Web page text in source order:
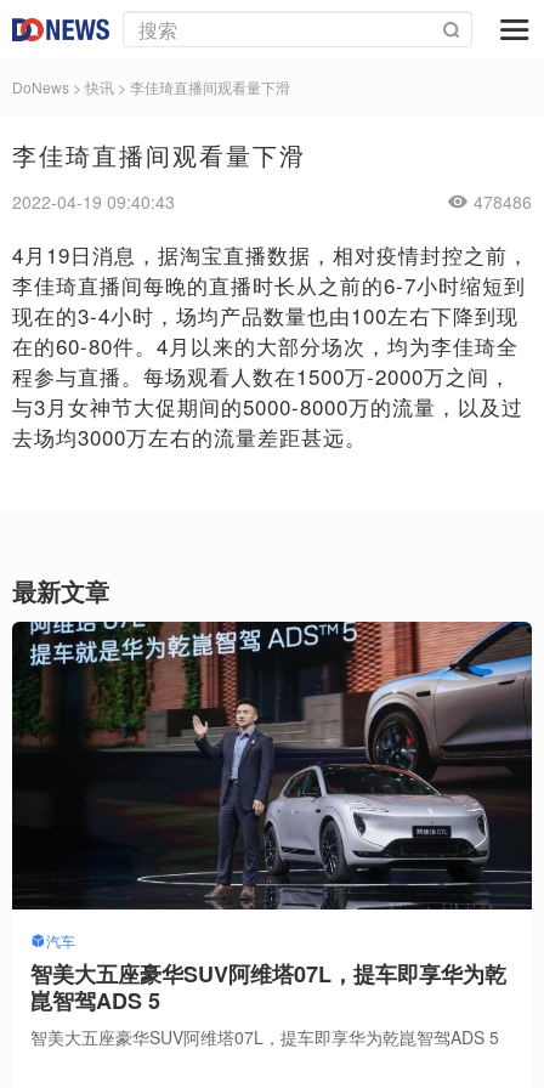
DoNews > 快讯 > 李佳琦直播间观看量下滑
李佳琦直播间观看量下滑
2022-04-19 09:40:43 478486
4月19日消息，据淘宝直播数据，相对疫情封控之前，
李佳琦直播间每晚的直播时长从之前的6-7小时缩短到
现在的3-4小时，场均产品数量也由100左右下降到现
在的60-80件。4月以来的大部分场次，均为李佳琦全
程参与直播。每场观看人数在1500万-2000万之间，
与3月女神节大促期间的5000-8000万的流量，以及过
去场均3000万左右的流量差距甚远。
最新文章
汽车
智美大五座豪华SUV阿维塔07L，提车即享华为乾
崑智驾ADS 5
智美大五座豪华SUV阿维塔07L，提车即享华为乾崑智驾ADS 5